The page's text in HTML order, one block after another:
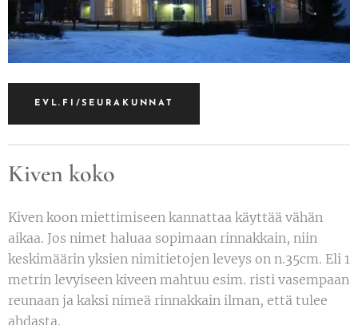
EVL.FI/SEURAKUNNAT
Kiven koko
Kiven koon miettimiseen kannattaa käyttää vähän
aikaa. Jos nimet haluaa sopimaan rinnakkain, niin
keskimäärin yksien nimitietojen leveys on n.35cm. Eli 1
metrin levyiseen kiveen mahtuu esim. risti vasempaan
reunaan ja kaksi nimeä rinnakkain ilman, että tulee
ahdasta.